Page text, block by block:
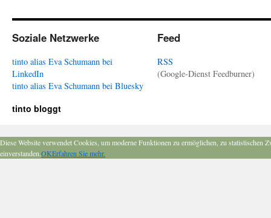
Soziale Netzwerke
tinto alias Eva Schumann bei
LinkedIn
tinto alias Eva Schumann bei Bluesky
Feed
RSS
(Google-Dienst Feedburner)
tinto bloggt
Diese Website verwendet Cookies, um moderne Funktionen zu ermöglichen, zu
einverstanden.OKErfahren Sie mehr.